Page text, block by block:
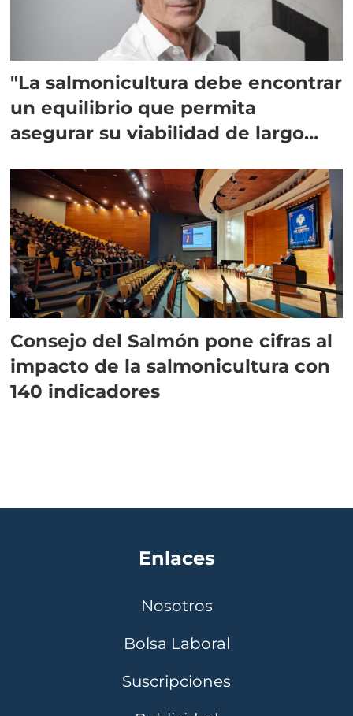
"La salmonicultura debe encontrar
un equilibrio que permita
asegurar su viabilidad de largo
Consejo del Salmón pone cifras al
impacto de la salmonicultura con
140 indicadores
Enlaces
Nosotros
Bolsa Laboral
Suscripciones